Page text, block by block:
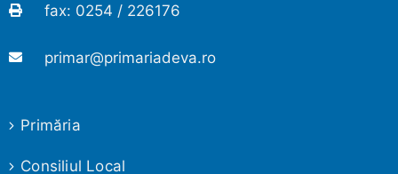
fax: 0254 / 226176
primar@primariadeva.ro
Primăria
Consiliul Local